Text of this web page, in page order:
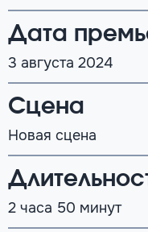
Дата
3 августа 2024
Сцена
Новая сцена
2 часа 50 минут